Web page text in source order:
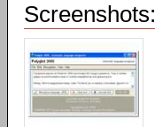
Screenshots: